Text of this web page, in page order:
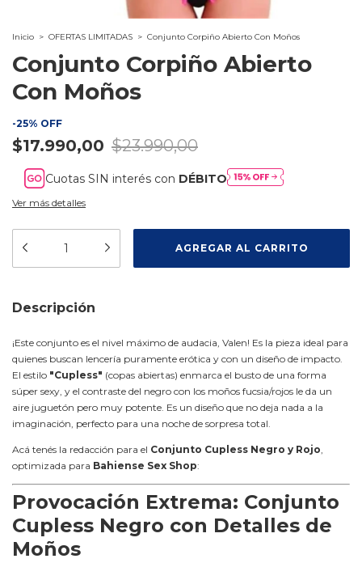
Inicio > OFERTAS LIMITADAS > Conjunto Corpiño Abierto Con Moños
Conjunto Corpiño Abierto
Con Moños
-25% OFF
$17.990,00 $23.990,00
Cuotas SIN interés con DÉBITO
Ver más detalles
Descripción
¡Este conjunto es el nivel máximo de audacia, Valen! Es la pieza ideal para
quienes buscan lencería puramente erótica y con un diseño de impacto.
El estilo "Cupless" (copas abiertas) enmarca el busto de una forma
súper sexy, y el contraste del negro con los moños fucsia/rojos le da un
aire juguetón pero muy potente. Es un diseño que no deja nada a la
imaginación, perfecto para una noche de sorpresa total.
Acá tenés la redacción para el Conjunto Cupless Negro y Rojo,
optimizada para Bahiense Sex Shop:
Provocación Extrema: Conjunto
Cupless Negro con Detalles de
Moños